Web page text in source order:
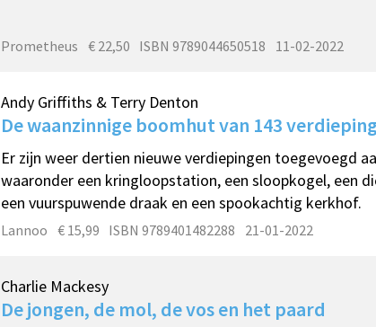
Prometheus € 22,50 ISBN 9789044650518 11-02-2022
Andy Griffiths & Terry Denton
De waanzinnige boomhut van 143
Er zijn weer dertien nieuwe verdiepingen toegevoegd
waaronder een kringloopstation, een sloopkogel, een
een vuurspuwende draak en een spookachtig kerkhof.
Lannoo € 15,99 ISBN 9789401482288 21-01-2022
Charlie Mackesy
De jongen, de mol, de vos en het paard